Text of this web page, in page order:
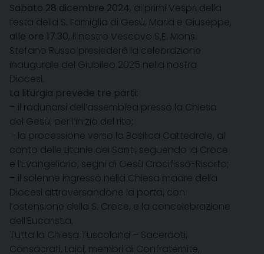
Sabato 28 dicembre 2024, ai primi Vespri della
festa della S. Famiglia di Gesù, Maria e Giuseppe,
alle ore 17.30, il nostro Vescovo S.E. Mons.
Stefano Russo presiederà la celebrazione
inaugurale del Giubileo 2025 nella nostra
Diocesi.
La liturgia prevede tre parti:
– il radunarsi dell’assemblea presso la Chiesa
del Gesù, per l’inizio del rito;
– la processione verso la Basilica Cattedrale, al
canto delle Litanie dei Santi, seguendo la Croce
e l’Evangeliario, segni di Gesù Crocifisso-Risorto;
– il solenne ingresso nella Chiesa madre della
Diocesi attraversandone la porta, con
l’ostensione della S. Croce, e la concelebrazione
dell’Eucaristia.
Tutta la Chiesa Tuscolana – Sacerdoti,
Consacrati, Laici, membri di Confraternite,